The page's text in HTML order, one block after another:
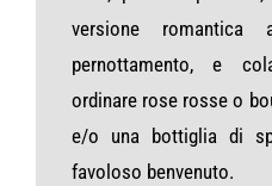
versione
pernottamento, e
ordinare rose rosse o
e/o una bottiglia di
favoloso benvenuto.